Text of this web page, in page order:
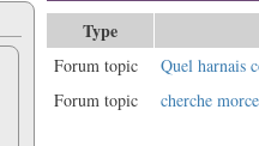
Type
Forum topic Quel harnais
Forum topic
cherche